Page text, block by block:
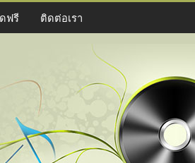
ฟรี ติดต่อเรา